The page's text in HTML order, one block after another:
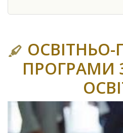
ОСВІТНЬО-
ПРОГРАМИ